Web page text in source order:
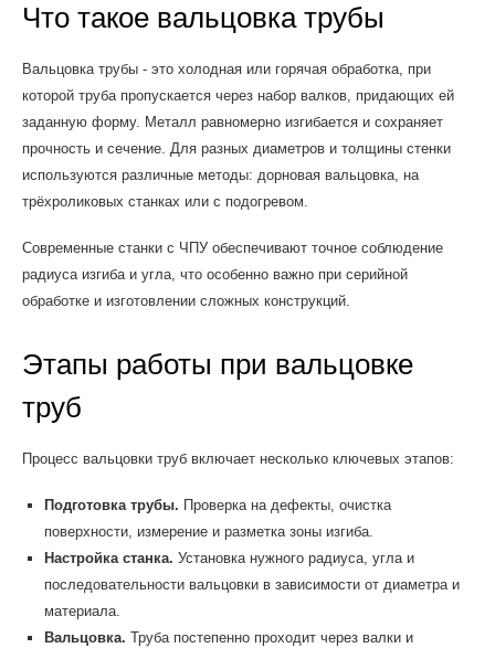
Что такое вальцовка трубы
Вальцовка трубы - это холодная или горячая обработка, при
которой труба пропускается через набор валков, придающих ей
заданную форму. Металл равномерно изгибается и сохраняет
прочность и сечение. Для разных диаметров и толщины стенки
используются различные методы: дорновая вальцовка, на
трёхроликовых станках или с подогревом.
Современные станки с ЧПУ обеспечивают точное соблюдение
радиуса изгиба и угла, что особенно важно при серийной
обработке и изготовлении сложных конструкций.
Этапы работы при вальцовке
труб
Процесс вальцовки труб включает несколько ключевых этапов:
Подготовка трубы. Проверка на дефекты, очистка
поверхности, измерение и разметка зоны изгиба.
Настройка станка. Установка нужного радиуса, угла и
последовательности вальцовки в зависимости от диаметра и
материала.
Вальцовка. Труба постепенно проходит через валки и